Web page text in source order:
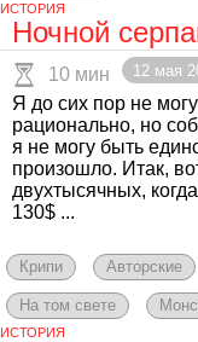
ИСТОРИЯ
Ночной
10 мин 12 мая
Я до сих пор не
рационально, но
я не могу быть
произошло. Итак,
двухтысячных,
130$ ...
Крипи Авторские
На том свете
ИСТОРИЯ